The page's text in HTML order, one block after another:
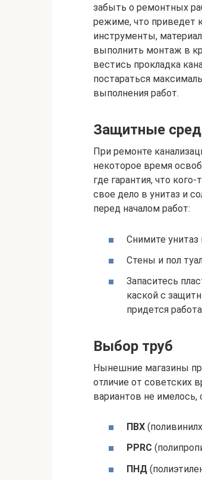
забыть о ремонтных
режиме, что приведет
инструменты,
выполнить монтаж в
вестись прокладка
постараться
выполнения работ.
Защитные
При ремонте
некоторое время
где гарантия, что
свое дело в унитаз и
перед началом работ:
Снимите унитаз
Стены и пол
Запаситесь
каской с
придется
Выбор труб
Нынешние магазины
отличие от советских
вариантов не
ПВХ
PPRC
ПНД